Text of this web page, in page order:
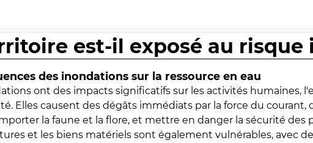
est-il exposé au risque
des inondations sur la ressource en eau
ont des impacts significatifs sur les activités humaines,
Elles causent des dégâts immédiats par la force du courant,
la faune et la flore, et mettre en danger la sécurité des
et les biens matériels sont également vulnérables, avec